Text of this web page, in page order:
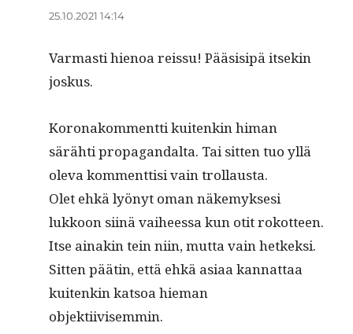
25.10.2021 14:14
Var­masti hienoa reis­su! Pää­sisipä itsekin
joskus.
Koron­akom­ment­ti kuitenkin himan
särähti pro­pa­gan­dal­ta. Tai sit­ten tuo yllä
ole­va kom­ment­tisi vain trollausta.
Olet ehkä lyönyt oman näke­myk­sesi
lukkoon siinä vai­heessa kun otit rokot­teen.
Itse ainakin tein niin, mut­ta vain het­kek­si.
Sit­ten päätin, että ehkä asi­aa kan­nat­taa
kuitenkin kat­soa hie­man
objektiivisemmin.